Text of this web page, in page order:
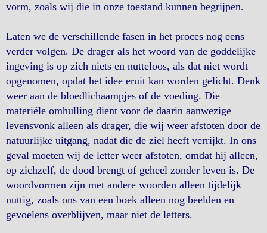
vorm, zoals wij die in onze toestand kunnen begrijpen.
Laten we de verschillende fasen in het proces nog eens
verder volgen. De drager als het woord van de goddelijke
ingeving is op zich niets en nutteloos, als dat niet wordt
opgenomen, opdat het idee eruit kan worden gelicht. Denk
weer aan de bloedlichaampjes of de voeding. Die
materiële omhulling dient voor de daarin aanwezige
levensvonk alleen als drager, die wij weer afstoten door de
natuurlijke uitgang, nadat die de ziel heeft verrijkt. In ons
geval moeten wij de letter weer afstoten, omdat hij alleen,
op zichzelf, de dood brengt of geheel zonder leven is. De
woordvormen zijn met andere woorden alleen tijdelijk
nuttig, zoals ons van een boek alleen nog beelden en
gevoelens overblijven, maar niet de letters.